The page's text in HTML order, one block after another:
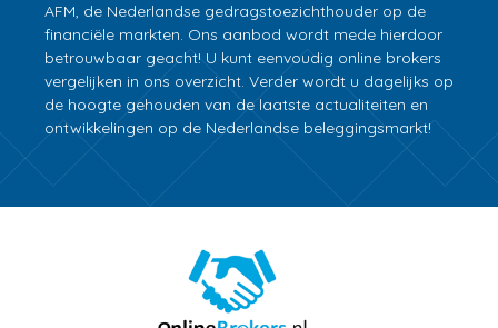
AFM, de Nederlandse gedragstoezichthouder op de
financiële markten. Ons aanbod wordt mede hierdoor
betrouwbaar geacht! U kunt eenvoudig online brokers
vergelijken in ons overzicht. Verder wordt u dagelijks op
de hoogte gehouden van de laatste actualiteiten en
ontwikkelingen op de Nederlandse beleggingsmarkt!